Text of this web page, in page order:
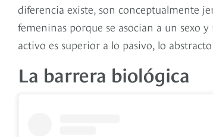
diferencia existe, son conceptualmente
femeninas porque se asocian a un sexo
activo es superior a lo pasivo, lo
La barrera biológica